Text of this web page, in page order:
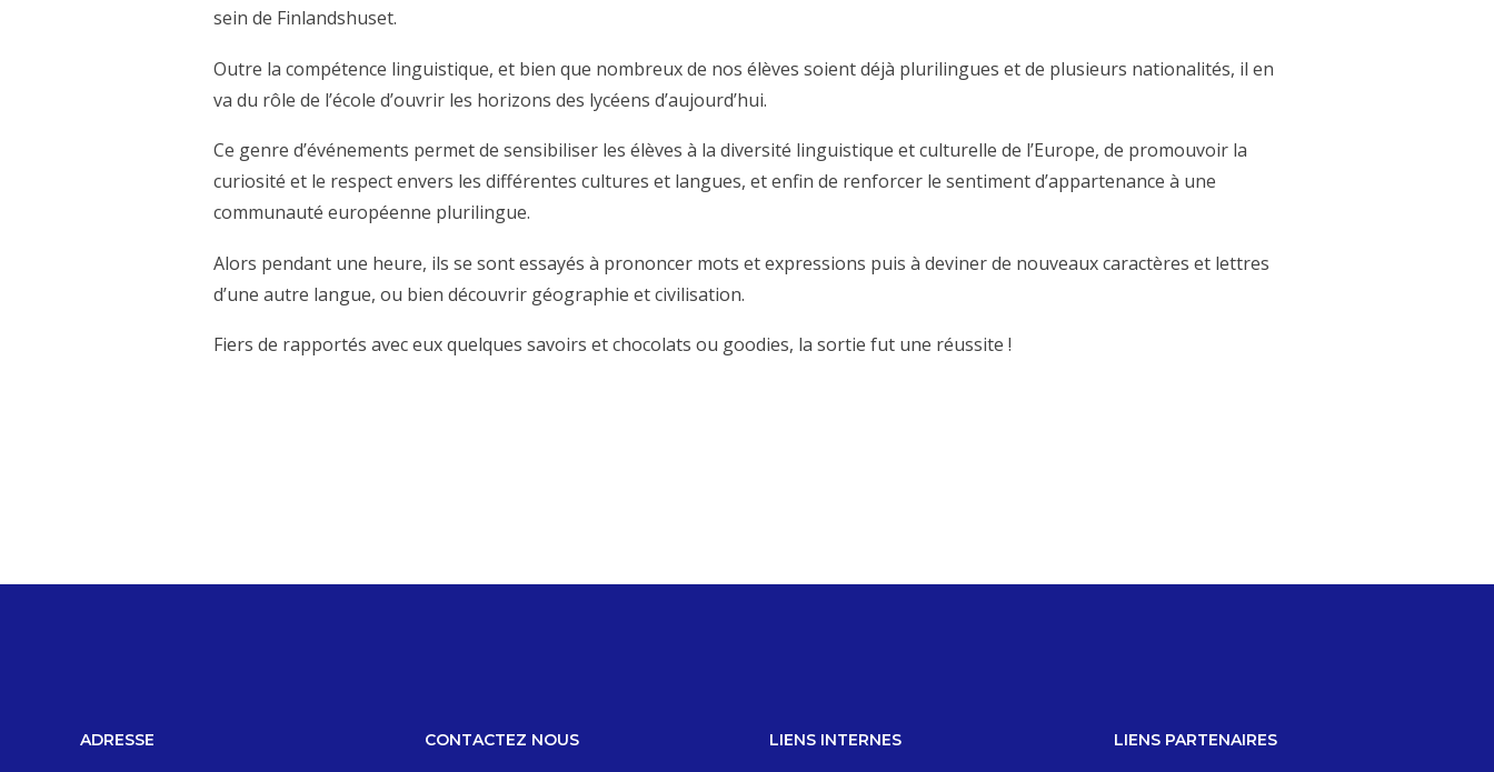
sein de Finlandshuset.
Outre la compétence linguistique, et bien que nombreux de nos élèves soient déjà plurilingues et de plusieurs nationalités, il en
va du rôle de l’école d’ouvrir les horizons des lycéens d’aujourd’hui.
Ce genre d’événements permet de sensibiliser les élèves à la diversité linguistique et culturelle de l’Europe, de promouvoir la
curiosité et le respect envers les différentes cultures et langues, et enfin de renforcer le sentiment d’appartenance à une
communauté européenne plurilingue.
Alors pendant une heure, ils se sont essayés à prononcer mots et expressions puis à deviner de nouveaux caractères et lettres
d’une autre langue, ou bien découvrir géographie et civilisation.
Fiers de rapportés avec eux quelques savoirs et chocolats ou goodies, la sortie fut une réussite !
ADRESSE CONTACTEZ NOUS LIENS INTERNES LIENS PARTENAIRES